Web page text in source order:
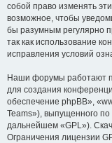
собой право изменять
возможное, чтобы
бы разумным регулярно
так как использование
исправления условий
Наши форумы работают
для создания
обеспечение phpBB»,
Teams»), выпущенного по
дальнейшем «GPL»).
Ограничения лицензии